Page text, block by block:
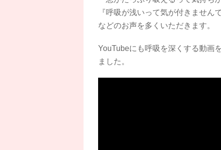
『呼吸が浅いって気が付きません
などのお声を多くいただきます。
YouTubeにも呼吸を深くする動画
ました。